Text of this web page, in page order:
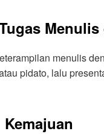
menulis
pidato, lalu